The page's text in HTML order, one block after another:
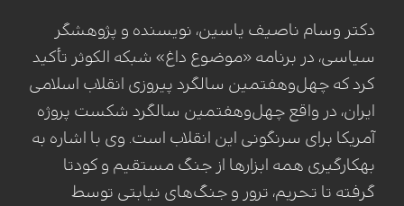
دکتر وسام ناصیف یاسین، نویسنده و پژوهشگر
سیاسی، در برنامه «موضوع داغ» شبکه الکوثر تأکید
کرد که چهل‌وهفتمین سالگرد پیروزی انقلاب اسلامی
ایران، در واقع چهل‌وهفتمین سالگرد شکست پروژه
آمریکا برای سرنگونی این انقلاب است. وی با اشاره به
بهکارگیری همه ابزارها از جنگ مستقیم و کودتا
گرفته تا تحریم، ترور و جنگ‌های نیابتی توسط